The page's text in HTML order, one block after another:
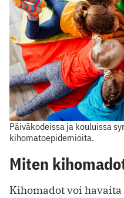
Päiväkodeissa ja kouluissa
kihomatoepidemioita.
Miten
Kihomadot voi